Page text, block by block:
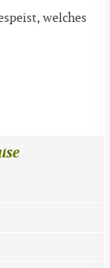
welches